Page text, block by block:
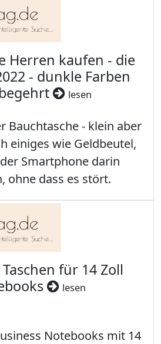
Herren kaufen - die
- dunkle Farben
lesen
Bauchtasche - klein aber
einiges wie Geldbeutel,
Smartphone darin
ohne dass es stört.
für 14 Zoll
lesen
Notebooks mit 14